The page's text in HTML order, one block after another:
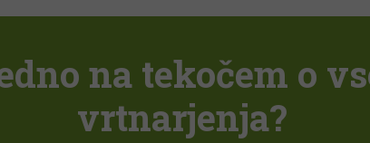
na tekočem o
vrtnarjenja?